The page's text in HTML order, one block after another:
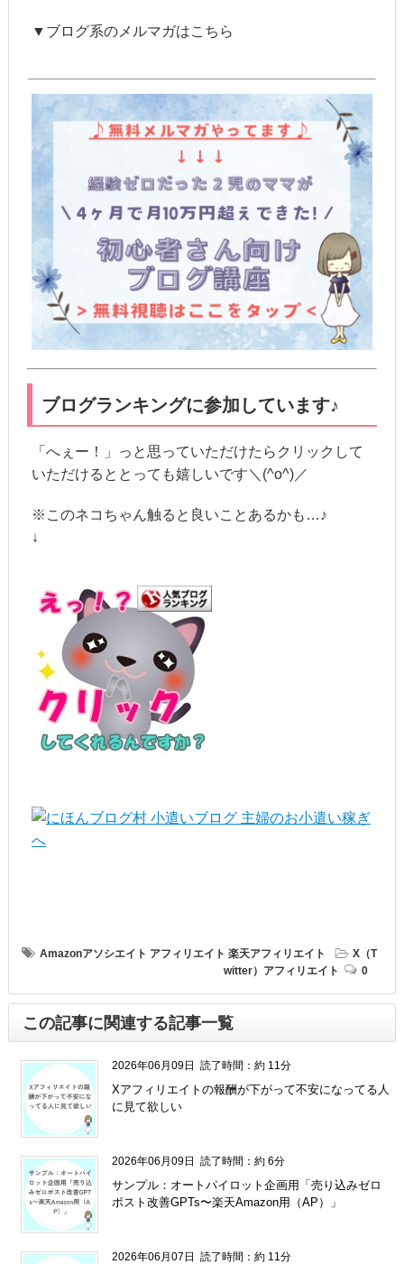
▼ブログ系のメルマガはこちら
ブログランキングに参加しています♪
「へぇー！」っと思っていただけたらクリックして
いただけるととっても嬉しいです＼(^o^)／
※このネコちゃん触ると良いことあるかも…♪
↓
Amazonアソシエイト アフィリエイト 楽天アフィリエイト
X（T
witter）アフィリエイト
0
この記事に関連する記事一覧
2026年06月09日 読了時間：約 11分
Xアフィリエイトの報酬が下がって不安になってる人
に見て欲しい
2026年06月09日 読了時間：約 6分
サンプル：オートパイロット企画用「売り込みゼロ
ポスト改善GPTs〜楽天Amazon用（AP）」
2026年06月07日 読了時間：約 11分